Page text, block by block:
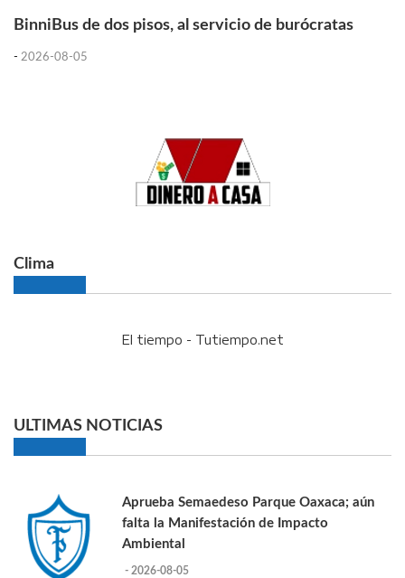
BinniBus de dos pisos, al servicio de burócratas
- 2026-08-05
Clima
El tiempo - Tutiempo.net
ULTIMAS NOTICIAS
Aprueba Semaedeso Parque Oaxaca; aún
falta la Manifestación de Impacto
Ambiental
- 2026-08-05